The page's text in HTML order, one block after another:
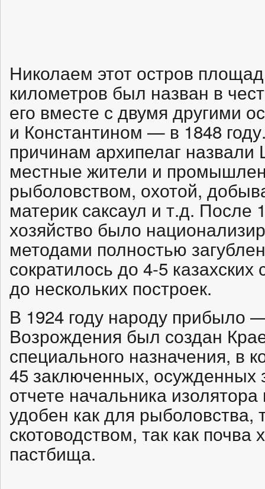
Николаем этот остров
километров был назван в
его вместе с двумя другими
и Константином — в 1848
причинам архипелаг
местные жители и
рыболовством, охотой,
материк саксаул и т.д. После
хозяйство было
методами полностью
сократилось до 4-5
до нескольких построек.
В 1924 году народу прибыло
Возрождения был создан
специального назначения, в
45 заключенных, осужденных
отчете начальника изолятора
удобен как для рыболовства,
скотоводством, так как
пастбища.